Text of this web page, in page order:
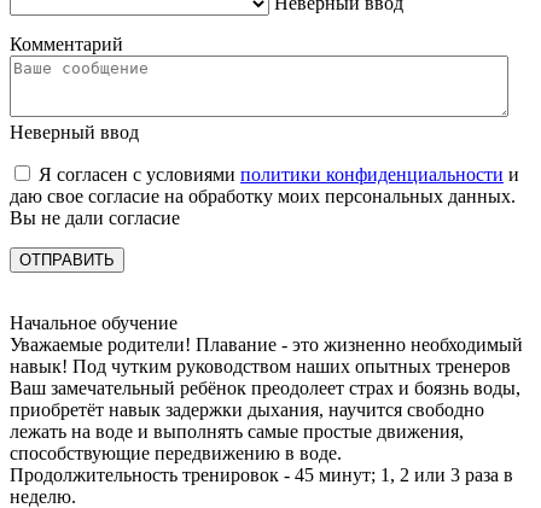
Комментарий
Неверный ввод
Я согласен с условиями политики конфиденциальности и
даю свое согласие на обработку моих персональных данных.
Вы не дали согласие
ОТПРАВИТЬ
Начальное обучение
Уважаемые родители! Плавание - это жизненно необходимый
навык! Под чутким руководством наших опытных тренеров
Ваш замечательный ребёнок преодолеет страх и боязнь воды,
приобретёт навык задержки дыхания, научится свободно
лежать на воде и выполнять самые простые движения,
способствующие передвижению в воде.
Продолжительность тренировок - 45 минут; 1, 2 или 3 раза в
неделю.